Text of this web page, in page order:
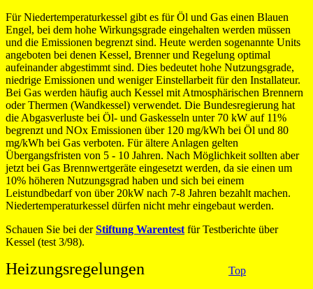
Für Niedertemperaturkessel gibt es für Öl und Gas einen Blauen
Engel, bei dem hohe Wirkungsgrade eingehalten werden müssen
und die Emissionen begrenzt sind. Heute werden sogenannte Units
angeboten bei denen Kessel, Brenner und Regelung optimal
aufeinander abgestimmt sind. Dies bedeutet hohe Nutzungsgrade,
niedrige Emissionen und weniger Einstellarbeit für den Installateur.
Bei Gas werden häufig auch Kessel mit Atmosphärischen Brennern
oder Thermen (Wandkessel) verwendet. Die Bundesregierung hat
die Abgasverluste bei Öl- und Gaskesseln unter 70 kW auf 11%
begrenzt und NOx Emissionen über 120 mg/kWh bei Öl und 80
mg/kWh bei Gas verboten. Für ältere Anlagen gelten
Übergangsfristen von 5 - 10 Jahren. Nach Möglichkeit sollten aber
jetzt bei Gas Brennwertgeräte eingesetzt werden, da sie einen um
10% höheren Nutzungsgrad haben und sich bei einem
Leistundbedarf von über 20kW nach 7-8 Jahren bezahlt machen.
Niedertemperaturkessel dürfen nicht mehr eingebaut werden.
Schauen Sie bei derStiftung Warentest für Testberichte über
Kessel (test 3/98).
Heizungsregelungen Top